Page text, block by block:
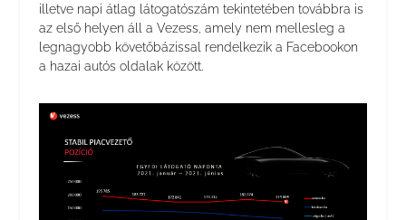
illetve napi átlag látogatószám tekintetében továbbra is
az első helyen áll a Vezess, amely nem mellesleg a
legnagyobb követőbázissal rendelkezik a Facebookon
a hazai autós oldalak között.